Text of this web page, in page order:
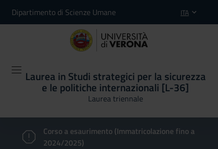
Dipartimento di Scienze Umane ITA
Laurea in Studi strategici per la sicurezza
e le politiche internazionali [L-36]
Laurea triennale
Corso a esaurimento (Immatricolazione fino a
2024/2025)